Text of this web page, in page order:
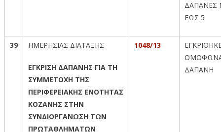
ΔΑΠΑΝΕΣ
ΕΩΣ 5
39 ΗΜΕΡΗΣΙΑΣ ΔΙΑΤΑΞΗΣ
ΕΓΚΡΙΣΗ ΔΑΠΑΝΗΣ ΓΙΑ ΤΗ
ΣΥΜΜΕΤΟΧΗ ΤΗΣ
ΠΕΡΙΦΕΡΕΙΑΚΗΣ ΕΝΟΤΗΤΑΣ
ΚΟΖΑΝΗΣ ΣΤΗΝ
ΣΥΝΔΙΟΡΓΑΝΩΣΗ ΤΩΝ
ΠΡΩΤΑΘΛΗΜΑΤΩΝ
1048/13
ΔΑΠΑΝΗ